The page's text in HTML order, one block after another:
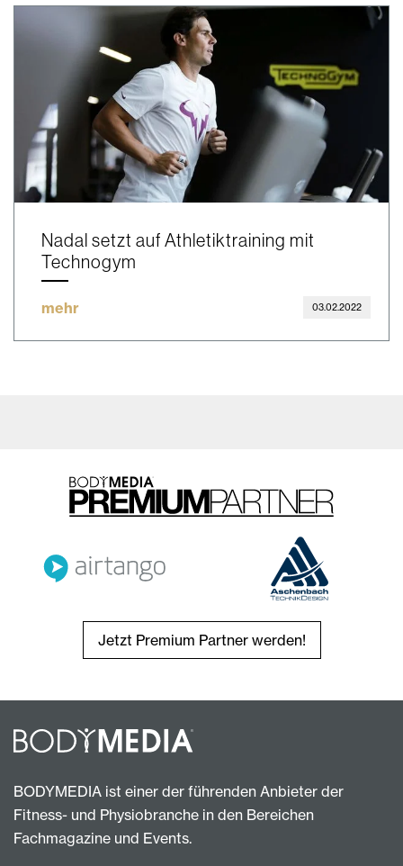
Nadal setzt auf Athletiktraining mit
Technogym
mehr 03.02.2022
Jetzt Premium Partner werden!
BODYMEDIA ist einer der führenden Anbieter der
Fitness- und Physiobranche in den Bereichen
Fachmagazine und Events.